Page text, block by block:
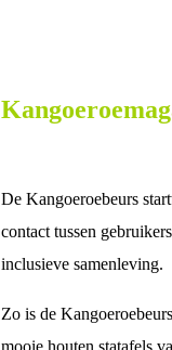
De Kangoeroebeurs
contact tussen
inclusieve samenleving.
Zo is de
mooie houten statafels